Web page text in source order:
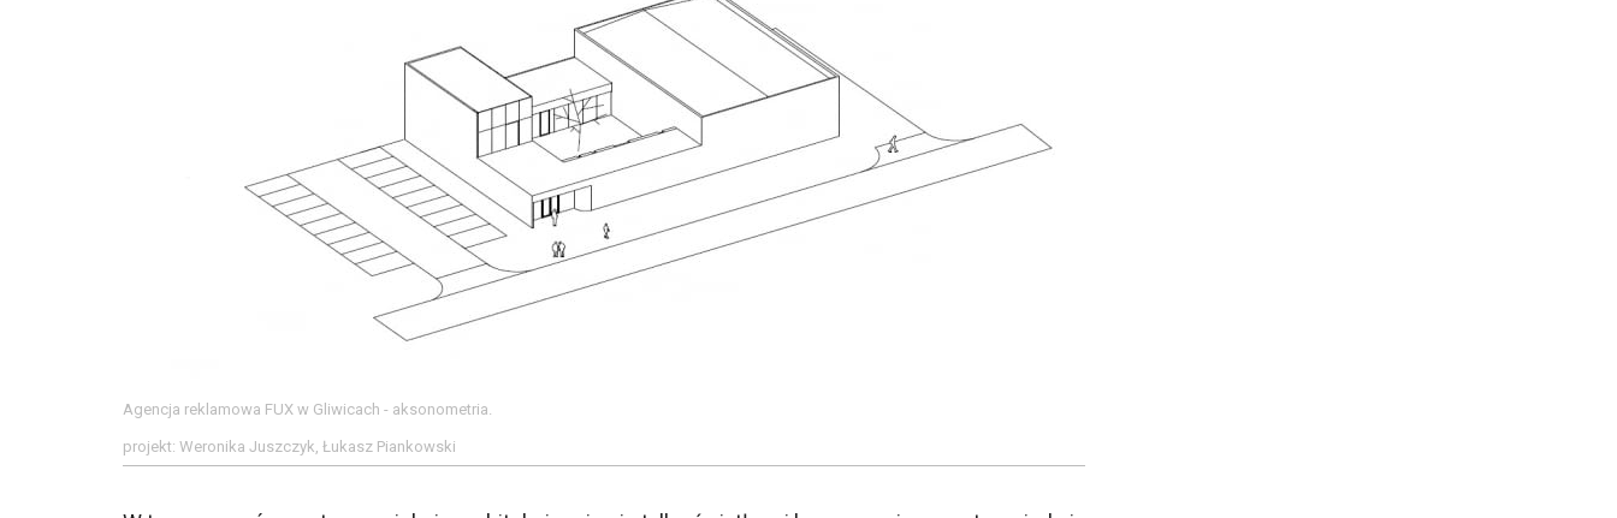
Agencja reklamowa FUX w Gliwicach - aksonometria.
projekt: Weronika Juszczyk, Łukasz Piankowski